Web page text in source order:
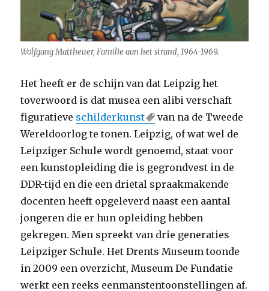
Wolfgang Mattheuer, Familie aan het strand, 1964-1969.
Het heeft er de schijn van dat Leipzig het
toverwoord is dat musea een alibi verschaft
figuratieve schilderkunst
van na de Tweede
Wereldoorlog te tonen. Leipzig, of wat wel de
Leipziger Schule wordt genoemd, staat voor
een kunstopleiding die is gegrondvest in de
DDR-tijd en die een drietal spraakmakende
docenten heeft opgeleverd naast een aantal
jongeren die er hun opleiding hebben
gekregen. Men spreekt van drie generaties
Leipziger Schule. Het Drents Museum toonde
in 2009 een overzicht, Museum De Fundatie
werkt een reeks eenmanstentoonstellingen af.